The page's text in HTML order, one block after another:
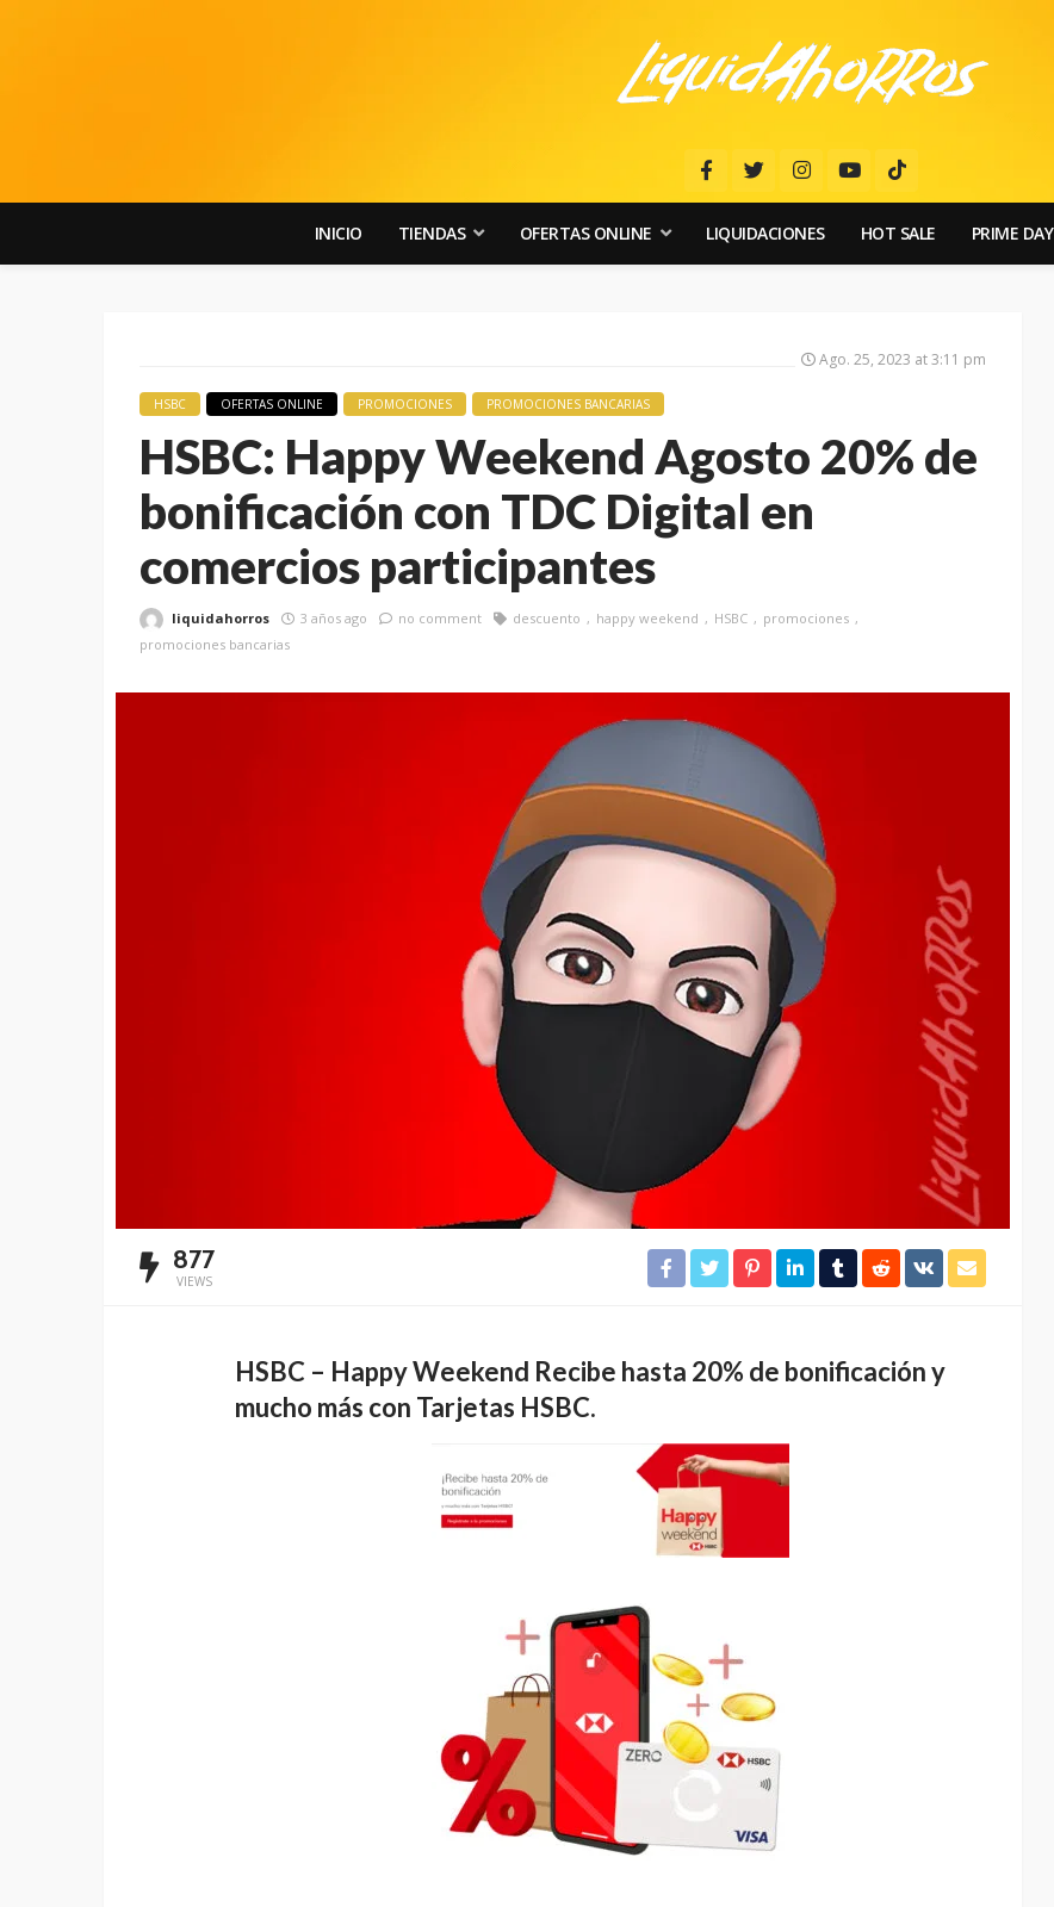
INICIO TIENDAS OFERTAS ONLINE LIQUIDACIONES HOT SALE PRIME DAY
Ago. 25, 2023 at 3:11 pm
HSBC OFERTAS ONLINE PROMOCIONES PROMOCIONES BANCARIAS
HSBC: Happy Weekend Agosto 20% de
bonificación con TDC Digital en
comercios participantes
liquidahorros 3 años ago no comment descuento happy weekend HSBC
promociones
promociones bancarias
877
VIEWS
HSBC – Happy Weekend Recibe hasta 20% de bonificación y
mucho más con Tarjetas HSBC.